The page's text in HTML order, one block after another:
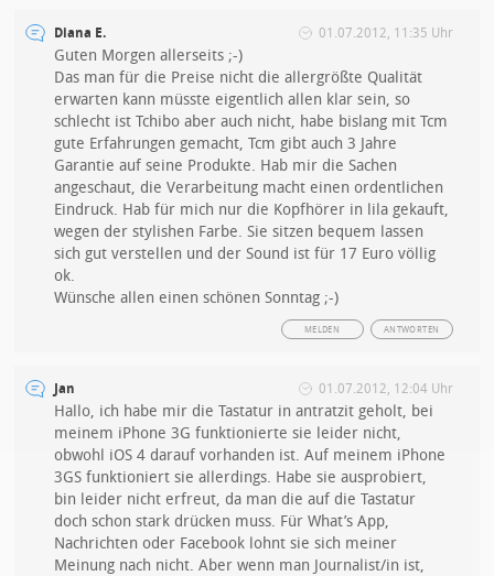
Diana E. 01.07.2012, 11:35 Uhr
Guten Morgen allerseits ;-)
Das man für die Preise nicht die allergrößte Qualität
erwarten kann müsste eigentlich allen klar sein, so
schlecht ist Tchibo aber auch nicht, habe bislang mit Tcm
gute Erfahrungen gemacht, Tcm gibt auch 3 Jahre
Garantie auf seine Produkte. Hab mir die Sachen
angeschaut, die Verarbeitung macht einen ordentlichen
Eindruck. Hab für mich nur die Kopfhörer in lila gekauft,
wegen der stylishen Farbe. Sie sitzen bequem lassen
sich gut verstellen und der Sound ist für 17 Euro völlig
ok.
Wünsche allen einen schönen Sonntag ;-)
ANTWORTEN
MELDEN
Jan 01.07.2012, 12:04 Uhr
Hallo, ich habe mir die Tastatur in antratzit geholt, bei
meinem iPhone 3G funktionierte sie leider nicht,
obwohl iOS 4 darauf vorhanden ist. Auf meinem iPhone
3GS funktioniert sie allerdings. Habe sie ausprobiert,
bin leider nicht erfreut, da man die auf die Tastatur
doch schon stark drücken muss. Für What’s App,
Nachrichten oder Facebook lohnt sie sich meiner
Meinung nach nicht. Aber wenn man Journalist/in ist,